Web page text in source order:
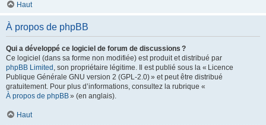
Haut
À propos de phpBB
Qui a développé ce logiciel de forum de discussions ?
Ce logiciel (dans sa forme non modifiée) est produit et distribué par
phpBB Limited , son propriétaire légitime. Il est publié sous la « Licence
Publique Générale GNU version 2 (GPL-2.0) » et peut être distribué
gratuitement. Pour plus d’informations, consultez la rubrique «
À propos de phpBB» (en anglais).
Haut